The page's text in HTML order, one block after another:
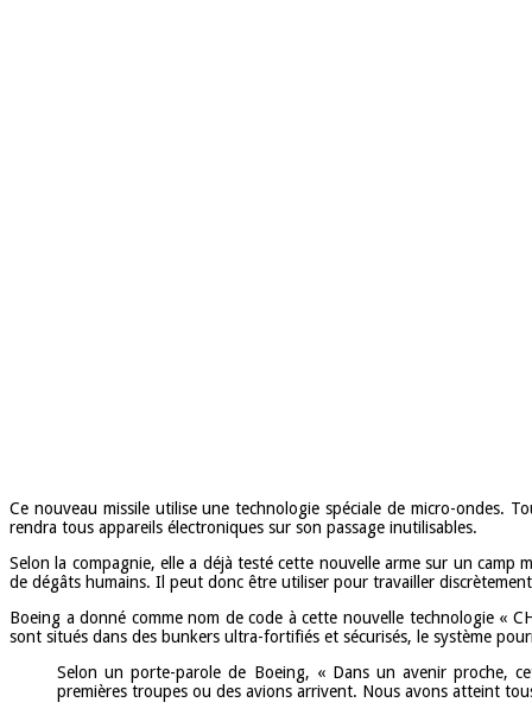
Ce nouveau missile utilise une technologie spéciale de micro-ondes.
rendra tous appareils électroniques sur son passage inutilisables.
Selon la compagnie, elle a déjà testé cette nouvelle arme sur un camp
de dégâts humains. Il peut donc être utiliser pour travailler
Boeing a donné comme nom de code à cette nouvelle technologie «
sont situés dans des bunkers ultra-fortifiés et sécurisés, le système
Selon un porte-parole de Boeing, « Dans un avenir proche,
premières troupes ou des avions arrivent. Nous avons atteint